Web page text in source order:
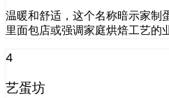
温暖和舒适，这个名称暗示家制
里面包店或强调家庭烘焙工艺的
4
艺蛋坊